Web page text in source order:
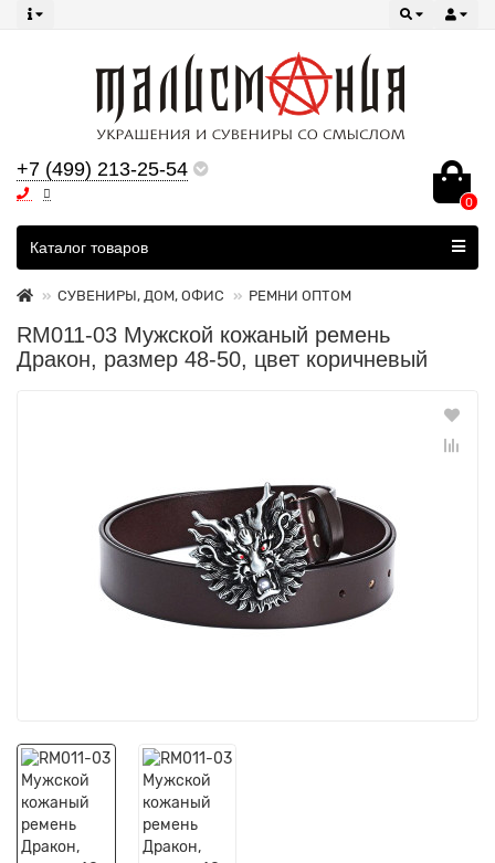
+7 (499) 213-25-54
0
Все категории
Каталог товаров
СУВЕНИРЫ, ДОМ, ОФИС РЕМНИ ОПТОМ
RM011-03 Мужской кожаный ремень
Дракон, размер 48-50, цвет коричневый